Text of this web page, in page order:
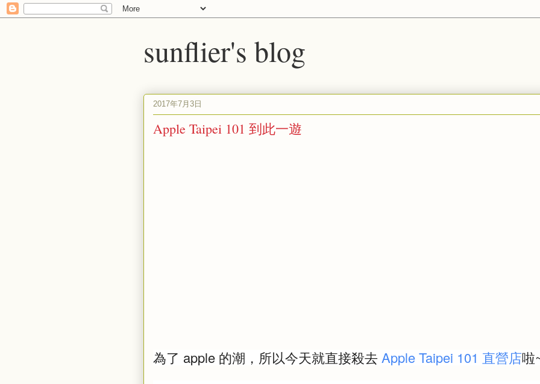
sunflier's blog
2017年7月3日
Apple Taipei 101 到此一遊
為了 apple 的潮，所以今天就直接殺去 Apple Taipei 101 直營店啦